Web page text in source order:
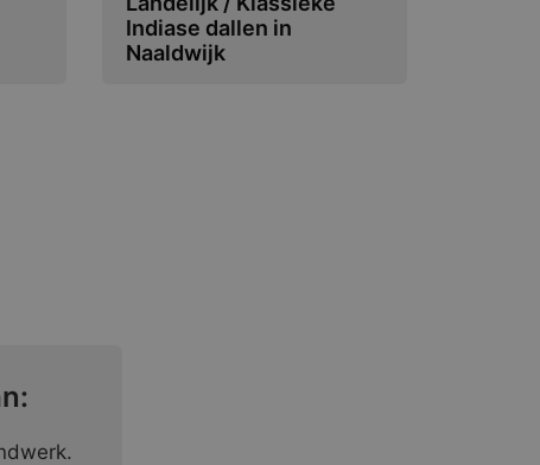
Indiase dallen in
Naaldwijk